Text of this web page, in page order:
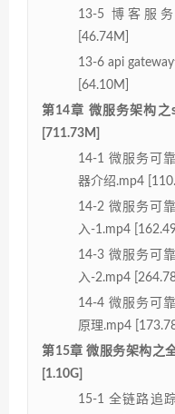
13-5 博客服
[46.74M]
13-6 api
[64.10M]
第14章 微服务架构之
[711.73M]
14-1 微服务可
器介绍.mp4
14-2 微服务可
入-1.mp4
14-3 微服务可
入-2.mp4
14-4 微服务可
原理.mp4
第15章 微服务架构之
[1.10G]
15-1 全链路追